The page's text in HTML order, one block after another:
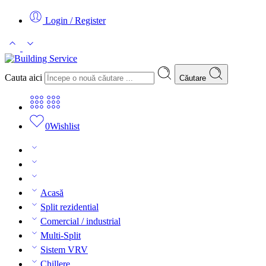
Login / Register
Cauta aici Căutare
0Wishlist
Acasă
Split rezidential
Comercial / industrial
Multi-Split
Sistem VRV
Chillere